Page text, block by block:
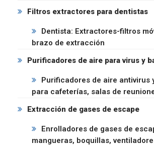
Filtros extractores para dentistas
Dentista: Extractores-filtros
brazo de extracción
Purificadores de aire para virus y
Purificadores de aire antivirus
para cafeterías, salas de
Extracción de gases de escape
Enrolladores de gases de
mangueras, boquillas,